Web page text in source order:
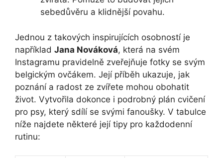
sebedůvěru a ‍klidnější povahu.
Jednou z takových inspirujících osobností je
⁢například Jana Nováková, která na ‌svém
Instagramu pravidelně zveřejňuje fotky ⁤se svým
belgickým ovčákem. ‌Její příběh ‍ukazuje, jak
poznání a radost ze zvířete mohou obohatit
život. Vytvořila dokonce i⁣ podrobný plán cvičení
pro psy, který ⁤sdílí se svými⁣ fanoušky.⁣ V tabulce
níže najdete některé⁤ její tipy pro každodenní
rutinu: